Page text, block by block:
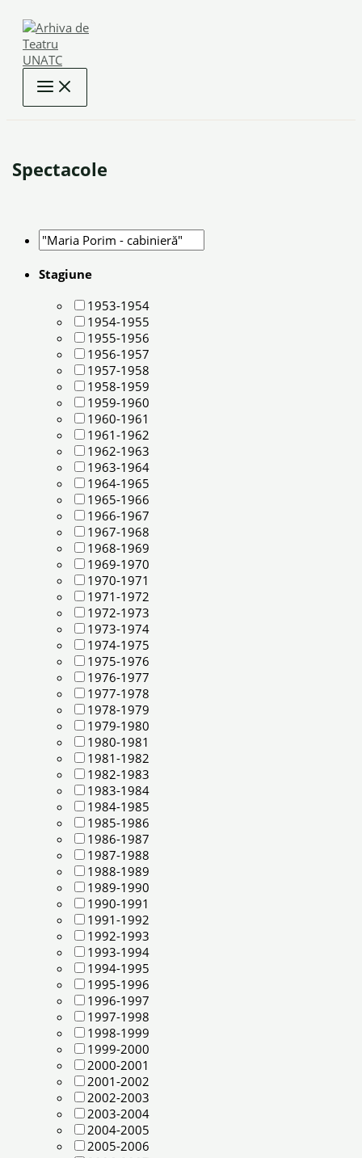
content
Spectacole
Stagiune
1953-1954
1954-1955
1955-1956
1956-1957
1957-1958
1958-1959
1959-1960
1960-1961
1961-1962
1962-1963
1963-1964
1964-1965
1965-1966
1966-1967
1967-1968
1968-1969
1969-1970
1970-1971
1971-1972
1972-1973
1973-1974
1974-1975
1975-1976
1976-1977
1977-1978
1978-1979
1979-1980
1980-1981
1981-1982
1982-1983
1983-1984
1984-1985
1985-1986
1986-1987
1987-1988
1988-1989
1989-1990
1990-1991
1991-1992
1992-1993
1993-1994
1994-1995
1995-1996
1996-1997
1997-1998
1998-1999
1999-2000
2000-2001
2001-2002
2002-2003
2003-2004
2004-2005
2005-2006